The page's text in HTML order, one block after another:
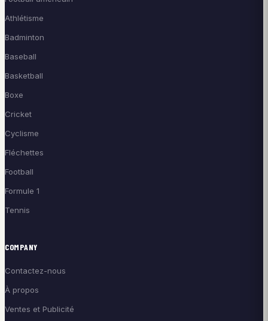
Athlétisme
Badminton
Baseball
Basketball
Boxe
Cricket
Cyclisme
Fléchettes
Football
Formule 1
Tennis
COMPANY
Contactez-nous
À propos
Ventes et Publicité